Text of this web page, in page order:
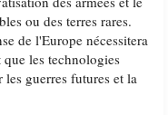
ou des terres rares.
de l'Europe nécessitera
les technologies
guerres futures et la